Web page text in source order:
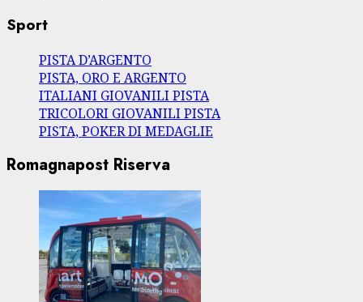
Sport
PISTA D’ARGENTO
PISTA, ORO E ARGENTO
ITALIANI GIOVANILI PISTA
TRICOLORI GIOVANILI PISTA
PISTA, POKER DI MEDAGLIE
Romagnapost Riserva